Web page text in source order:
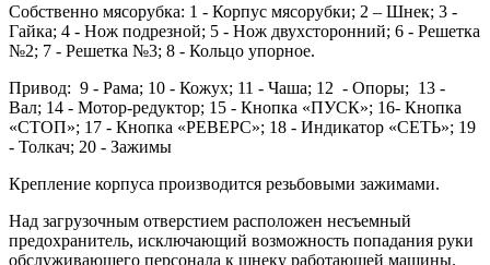
Собственно мясорубка: 1 - Корпус мясорубки; 2 – Шнек; 3 -
Гайка; 4 - Нож подрезной; 5 - Нож двухсторонний; 6 - Решетка
№2; 7 - Решетка №3; 8 - Кольцо упорное.
Привод: 9 - Рама; 10 - Кожух; 11 - Чаша; 12 - Опоры; 13 -
Вал; 14 - Мотор-редуктор; 15 - Кнопка «ПУСК»; 16- Кнопка
«СТОП»; 17 - Кнопка «РЕВЕРС»; 18 - Индикатор «СЕТЬ»; 19
- Толкач; 20 - Зажимы
Крепление корпуса производится резьбовыми зажимами.
Над загрузочным отверстием расположен несъемный
предохранитель, исключающий возможность попадания руки
обслуживающего персонала к шнеку работающей машины.